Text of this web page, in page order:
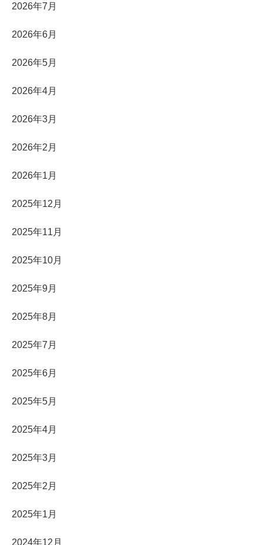
2026年7月
2026年6月
2026年5月
2026年4月
2026年3月
2026年2月
2026年1月
2025年12月
2025年11月
2025年10月
2025年9月
2025年8月
2025年7月
2025年6月
2025年5月
2025年4月
2025年3月
2025年2月
2025年1月
2024年12月